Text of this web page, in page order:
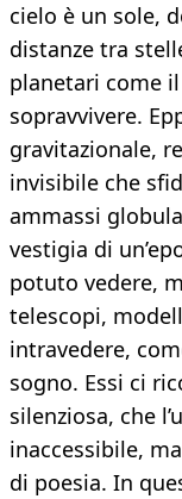
cielo è un sole,
distanze tra
planetari come
sopravvivere.
gravitazionale,
invisibile che
ammassi
vestigia di
potuto vedere,
telescopi,
intravedere,
sogno. Essi ci
silenziosa, che
inaccessibile,
di poesia. In